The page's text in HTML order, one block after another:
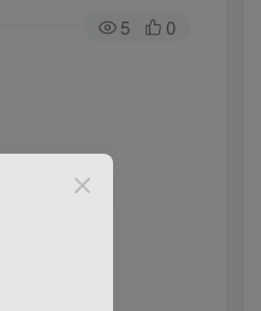
5 0